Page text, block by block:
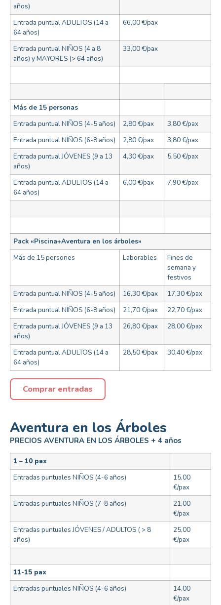
Aventura en los Árboles
PRECIOS AVENTURA EN LOS ÁRBOLES + 4 años
1 – 10 pax
Entradas puntuales NIÑOS (4-6 años)
15,00
€/pax
Entradas puntuales NIÑOS (7-8 años)
21,00
€/pax
Entradas puntuales JÓVENES / ADULTOS ( > 8
años)
25,00
€/pax
11-15 pax
Entradas puntuales NIÑOS (4-6 años)
14,00
€/pax
años)
Entrada puntual ADULTOS (14 a
64 años)
66,00 €/pax
Entrada puntual NIÑOS (4 a 8
años) y MAYORES (> 64 años)
33,00 €/pax
Más de 15 personas
Entrada puntual NIÑOS (4-5 años)
2,80 €/pax
3,80 €/pax
Entrada puntual NIÑOS (6-8 años)
2,80 €/pax
3,80 €/pax
Entrada puntual JÓVENES (9 a 13
años)
4,30 €/pax 5,50 €/pax
Entrada puntual ADULTOS (14 a
64 años)
6,00 €/pax 7,90 €/pax
Pack «Piscina+Aventura en los árboles»
Más de 15 persones
Laborables
Fines de
semana y
festivos
Entrada puntual NIÑOS (4-5 años)
16,30 €/pax
17,30 €/pax
Entrada puntual NIÑOS (6-8 años)
21,70 €/pax
22,70 €/pax
Entrada puntual JÓVENES (9 a 13
años)
26,80 €/pax 28,00 €/pax
Entrada puntual ADULTOS (14 a
64 años)
28,50 €/pax 30,40 €/pax
Comprar entradas